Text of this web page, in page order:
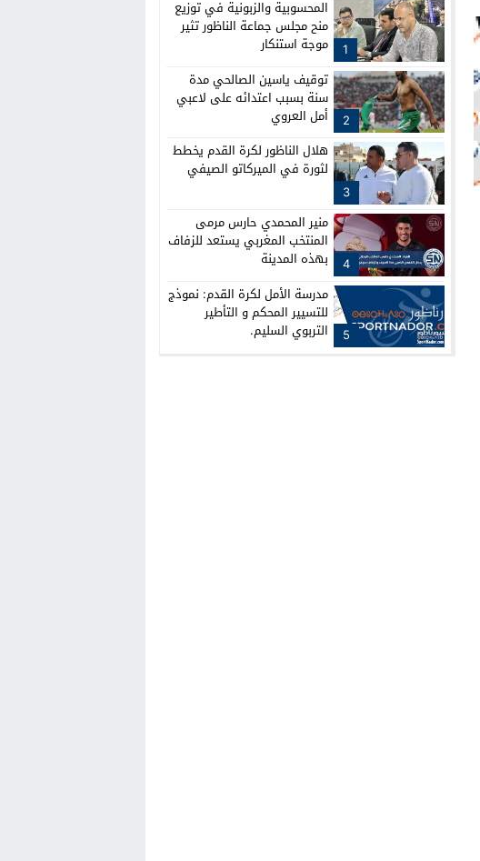
1
المحسوبية والزبونية في توزيع
منح مجلس جماعة الناظور تثير
موجة استنكار
2
توقيف ياسين الصالحي مدة
سنة بسبب اعتدائه على لاعبي
أمل العروي
3
هلال الناظور لكرة القدم يخطط
لثورة في الميركاتو الصيفي
4
منير المحمدي حارس مرمى
المنتخب المغربي يستعد للزفاف
بهذه المدينة
5
مدرسة الأمل لكرة القدم: نموذج
للتسيير المحكم و التأطير
التربوي السليم.